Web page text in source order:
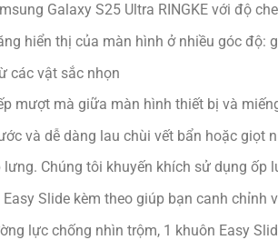
Galaxy S25 Ultra RINGKE với độ
hiển thị của màn hình ở nhiều góc độ:
các vật sắc nhọn
mượt mà giữa màn hình thiết bị và
và dễ dàng lau chùi vết bẩn hoặc giọt
Chúng tôi khuyến khích sử dụng
Slide kèm theo giúp bạn canh chỉnh
lực chống nhìn trộm, 1 khuôn Easy